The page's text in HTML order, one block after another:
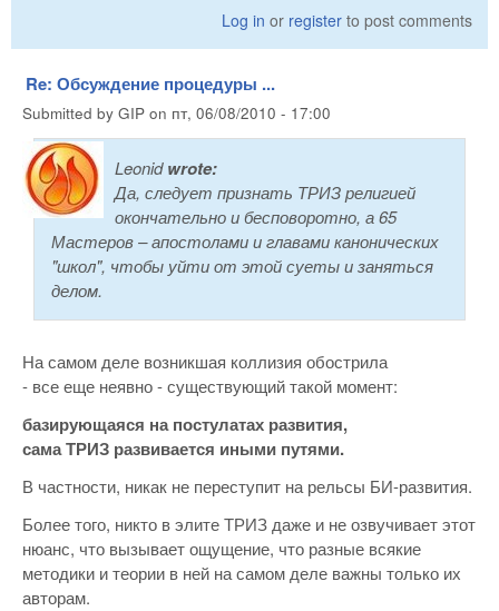
Log in or register to post comments
Re: Обсуждение процедуры ...
Submitted by GIP on пт, 06/08/2010 - 17:00
Leonidwrote:
Да, следует признать ТРИЗ религией
окончательно и бесповоротно, а 65
Мастеров – апостолами и главами канонических
"школ", чтобы уйти от этой суеты и заняться
делом.
На самом деле возникшая коллизия обострила
- все еще неявно - существующий такой момент:
базирующаяся на постулатах развития,
сама ТРИЗ развивается иными путями.
В частности, никак не переступит на рельсы БИ-развития.
Более того, никто в элите ТРИЗ даже и не озвучивает этот
нюанс, что вызывает ощущение, что разные всякие
методики и теории в ней на самом деле важны только их
авторам.